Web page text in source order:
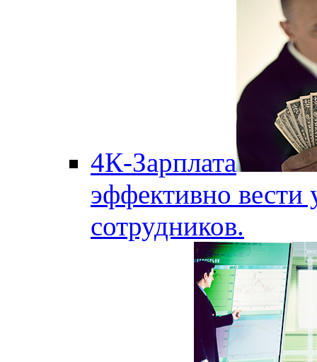
4К-Зарплата
эффективно вести
сотрудников.